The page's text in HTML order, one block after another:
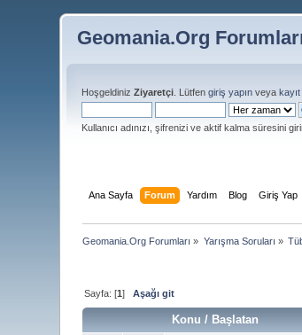
Geomania.Org
HoşgeldinizZiyaretçi . Lütfengiriş yapın veya
Kullanıcı adınızı, şifrenizi ve aktif kalma süresini
Ana Sayfa Forum Yardım Blog Giriş Yap
Geomania.Org Forumları » Yarışma Soruları »
Sayfa: [1]Aşağı git
Konu /Başlatan